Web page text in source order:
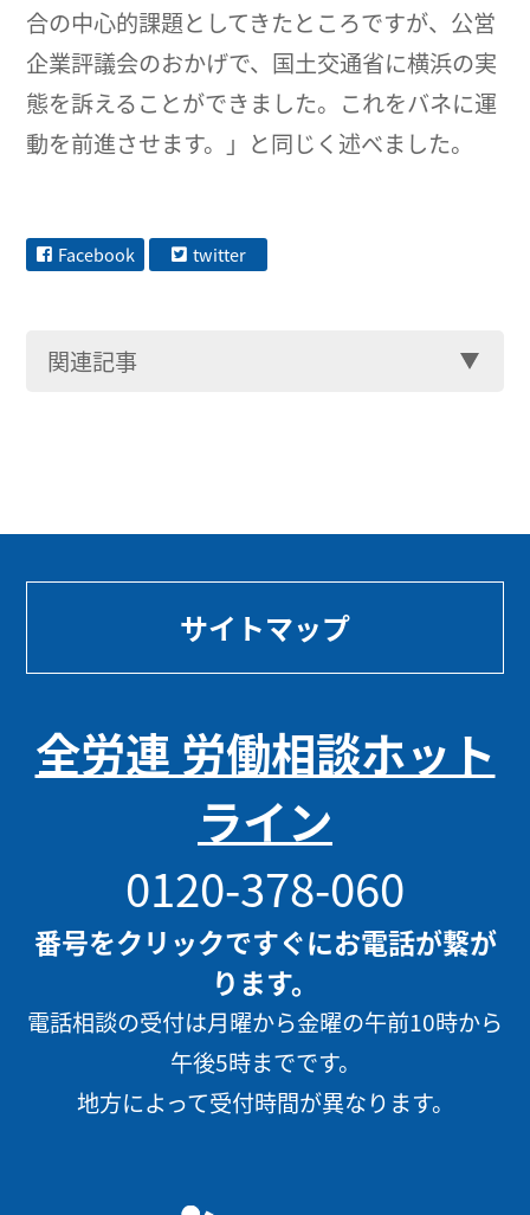
合の中心的課題としてきたところですが、公営
企業評議会のおかげで、国土交通省に横浜の実
態を訴えることができました。これをバネに運
動を前進させます。」と同じく述べました。
Facebook twitter
関連記事
サイトマップ
全労連 労働相談ホット
ライン
0120-378-060
番号をクリックですぐにお電話が繋が
ります。
電話相談の受付は月曜から金曜の午前10時から
午後5時までです。
地方によって受付時間が異なります。